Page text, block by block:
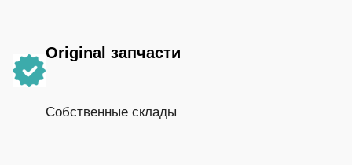
Original запчасти
Собственные склады